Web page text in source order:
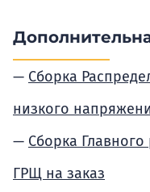
Сборка
низкого
Сборка
ГРЩ на заказ